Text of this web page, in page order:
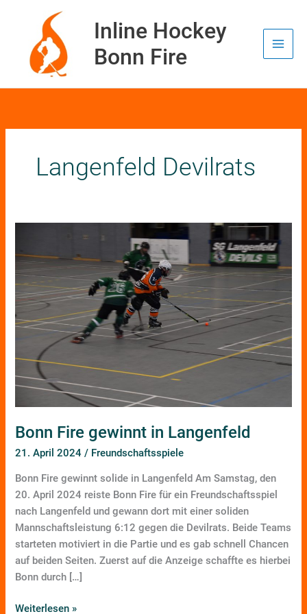
springen
Inline Hockey
Bonn Fire
Langenfeld Devilrats
Bonn Fire gewinnt in Langenfeld
21. April 2024/ Freundschaftsspiele
Bonn Fire gewinnt solide in Langenfeld Am Samstag, den
20. April 2024 reiste Bonn Fire für ein Freundschaftsspiel
nach Langenfeld und gewann dort mit einer soliden
Mannschaftsleistung 6:12 gegen die Devilrats. Beide Teams
starteten motiviert in die Partie und es gab schnell Chancen
auf beiden Seiten. Zuerst auf die Anzeige schaffte es hierbei
Bonn durch […]
gewinnt
Langenfeld
Weiterlesen »